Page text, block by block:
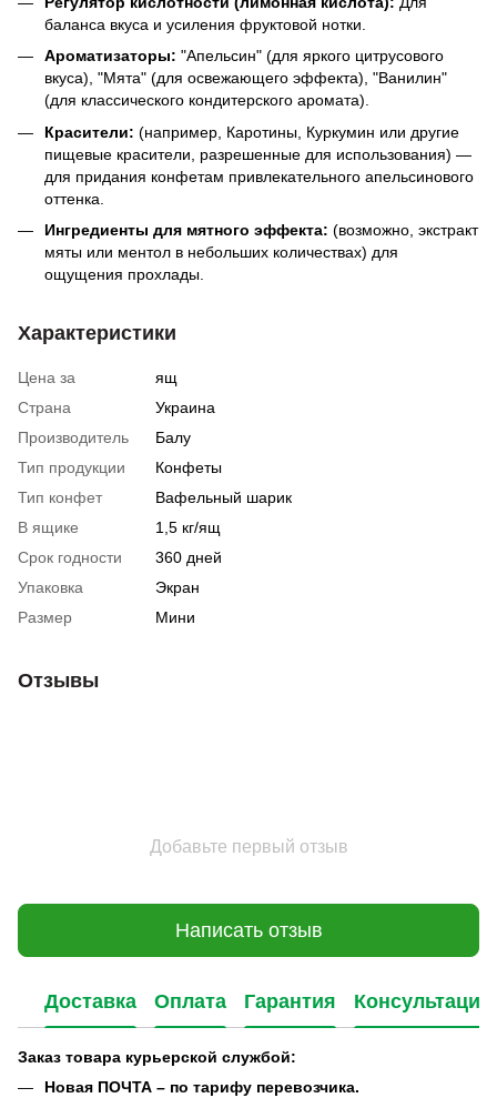
баланса вкуса и усиления фруктовой нотки.
Ароматизаторы: "Апельсин" (для яркого цитрусового
вкуса), "Мята" (для освежающего эффекта), "Ванилин"
(для классического кондитерского аромата).
Красители: (например, Каротины, Куркумин или другие
пищевые красители, разрешенные для использования) —
для придания конфетам привлекательного апельсинового
оттенка.
Ингредиенты для мятного эффекта: (возможно, экстракт
мяты или ментол в небольших количествах) для
ощущения прохлады.
Характеристики
Цена за
ящ
Страна
Украина
Производитель
Балу
Тип продукции
Конфеты
Тип конфет
Вафельный шарик
В ящике
1,5 кг/ящ
Срок годности
360 дней
Упаковка
Экран
Размер
Мини
Отзывы
Добавьте первый отзыв
Написать отзыв
Доставка Оплата Гарантия Консультация
Заказ товара курьерской службой:
Новая ПОЧТА – по тарифу перевозчика.